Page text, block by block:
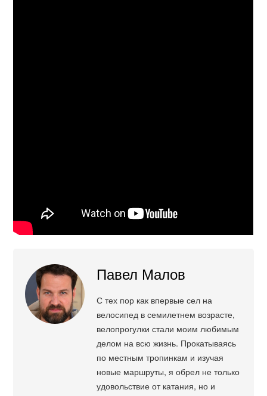
Павел Малов
С тех пор как впервые сел на
велосипед в семилетнем возрасте,
велопрогулки стали моим любимым
делом на всю жизнь. Прокатываясь
по местным тропинкам и изучая
новые маршруты, я обрел не только
удовольствие от катания, но и